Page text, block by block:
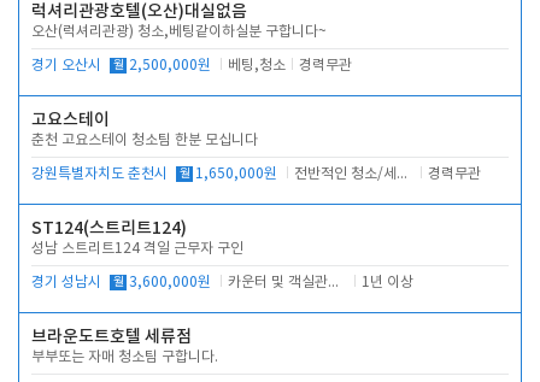
럭셔리관광호텔(오산)대실없음
오산(럭셔리관광) 청소,베팅같이하실분 구합니다~
경기 오산시 월 2,500,000원 베팅,청소 경력무관
고요스테이
춘천 고요스테이 청소팀 한분 모십니다
강원특별자치도 춘천시 월 1,650,000원 전반적인 청소/세탁업무 경력무관
ST124(스트리트124)
성남 스트리트124 격일 근무자 구인
경기 성남시 월 3,600,000원 카운터 및 객실관리 전반 1년 이상
브라운도트호텔 세류점
부부또는 자매 청소팀 구합니다.